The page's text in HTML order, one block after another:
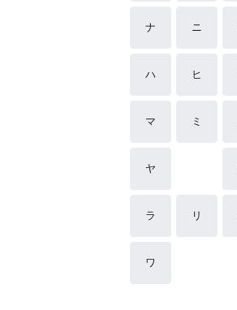
ナ ニ
ハ ヒ
マ ミ
ヤ
ラ リ
ワ